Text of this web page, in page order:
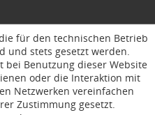
für den technischen Betrieb
und stets gesetzt werden.
bei Benutzung dieser Website
oder die Interaktion mit
Netzwerken vereinfachen
Zustimmung gesetzt.